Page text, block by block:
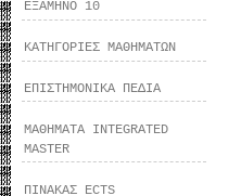
ΕΞΑΜΗΝΟ 10
ΚΑΤΗΓΟΡΙΕΣ ΜΑΘΗΜΑΤΩΝ
ΕΠΙΣΤΗΜΟΝΙΚΑ ΠΕΔΙΑ
ΜΑΘΗΜΑΤΑ INTEGRATED
MASTER
ΠΙΝΑΚΑΣ ECTS